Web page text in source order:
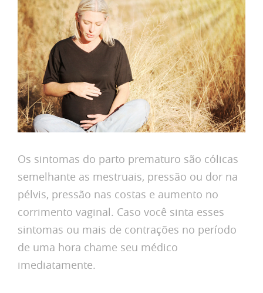
Os sintomas do parto prematuro são cólicas
semelhante as mestruais, pressão ou dor na
pélvis, pressão nas costas e aumento no
corrimento vaginal. Caso você sinta esses
sintomas ou mais de contrações no período
de uma hora chame seu médico
imediatamente.